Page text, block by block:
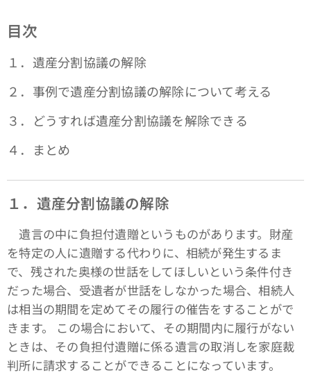
目次
１．遺産分割協議の解除
２．事例で遺産分割協議の解除について考える
３．どうすれば遺産分割協議を解除できる
４．まとめ
１．遺産分割協議の解除
遺言の中に負担付遺贈というものがあります。財産
を特定の人に遺贈する代わりに、相続が発生するま
で、残された奥様の世話をしてほしいという条件付き
だった場合、受遺者が世話をしなかった場合、相続人
は相当の期間を定めてその履行の催告をすることがで
きます。 この場合において、その期間内に履行がない
ときは、その負担付遺贈に係る遺言の取消しを家庭裁
判所に請求することができることになっています。